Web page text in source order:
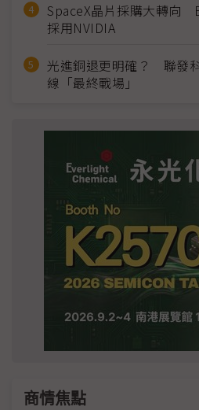
SpaceX晶片採購大轉向
採用NVIDIA
光進銅退更明確？ 聯發
線「最終戰場」
商情焦點